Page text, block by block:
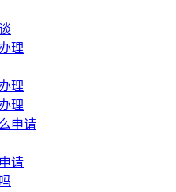
理
理
理
申请
请